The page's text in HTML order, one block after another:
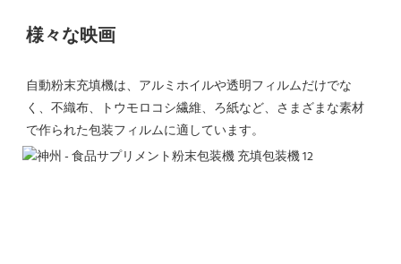
様々な映画
自動粉末充填機は、アルミホイルや透明フィルムだけでな
く、不織布、トウモロコシ繊維、ろ紙など、さまざまな素材
で作られた包装フィルムに適しています。